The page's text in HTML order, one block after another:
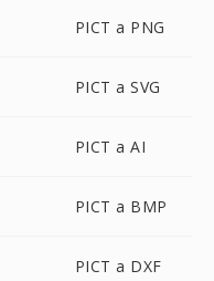
PICT a PNG
PICT a SVG
PICT a AI
PICT a BMP
PICT a DXF